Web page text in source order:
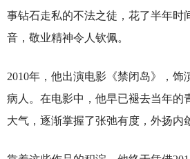
事钻石走私的不法之徒，花了半年时
音，敬业精神令人钦佩。
2010年，他出演电影《禁闭岛》，饰
病人。在电影中，他早已褪去当年的
大气，逐渐掌握了张弛有度，外扬内